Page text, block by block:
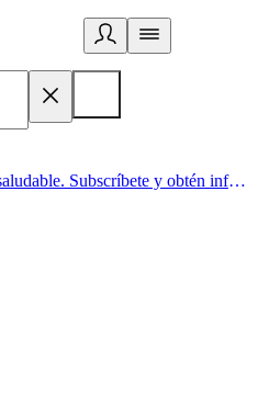
Acá comienza un estilo de vida saludable. Subscríbete y obtén información de primera mano